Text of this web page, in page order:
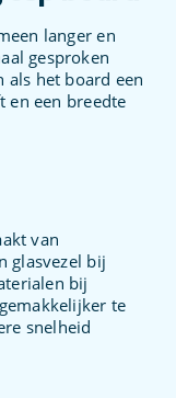
langer en
gesproken
als het board een
en een breedte
van
glasvezel bij
bij
te
snelheid